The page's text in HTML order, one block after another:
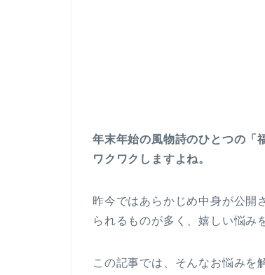
年末年始の風物詩のひとつの「
ワクワクしますよね。
昨今ではあらかじめ中身が公開
られるものが多く、嬉しい悩み
この記事では、そんなお悩みを